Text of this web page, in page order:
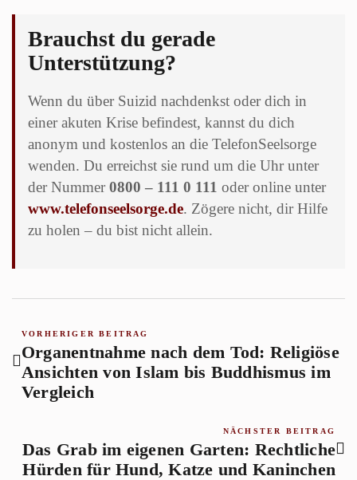
Brauchst du gerade
Unterstützung?
Wenn du über Suizid nachdenkst oder dich in
einer akuten Krise befindest, kannst du dich
anonym und kostenlos an die TelefonSeelsorge
wenden. Du erreichst sie rund um die Uhr unter
der Nummer0800 – 111 0 111 oder online unter
www.telefonseelsorge.de. Zögere nicht, dir Hilfe
zu holen – du bist nicht allein.
VORHERIGER BEITRAG
Organentnahme nach dem Tod: Religiöse
Ansichten von Islam bis Buddhismus im
Vergleich
NÄCHSTER BEITRAG
Das Grab im eigenen Garten: Rechtliche
Hürden für Hund, Katze und Kaninchen